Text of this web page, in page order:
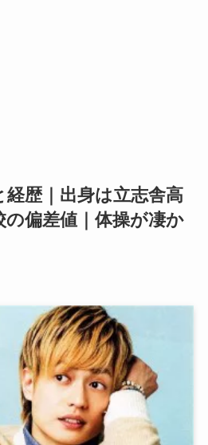
歴｜出身は立志舎高
の偏差値｜体操が凄か